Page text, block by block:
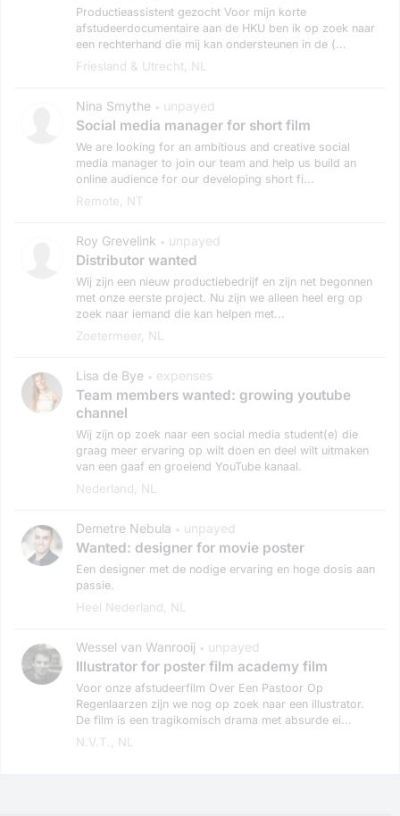
Productieassistent gezocht Voor mijn korte
afstudeerdocumentaire aan de HKU ben ik op zoek naar
een rechterhand die mij kan ondersteunen in de (...
Friesland & Utrecht, NL
Nina Smythe • unpayed
Social media manager for short film
We are looking for an ambitious and creative social
media manager to join our team and help us build an
online audience for our developing short fi...
Remote, NT
Roy Grevelink • unpayed
Distributor wanted
Wij zijn een nieuw productiebedrijf en zijn net begonnen
met onze eerste project. Nu zijn we alleen heel erg op
zoek naar iemand die kan helpen met...
Zoetermeer, NL
Lisa de Bye • expenses
Team members wanted: growing youtube
channel
Wij zijn op zoek naar een social media student(e) die
graag meer ervaring op wilt doen en deel wilt uitmaken
van een gaaf en groeiend YouTube kanaal.
Nederland, NL
Demetre Nebula • unpayed
Wanted: designer for movie poster
Een designer met de nodige ervaring en hoge dosis aan
passie.
Heel Nederland, NL
Wessel van Wanrooij • unpayed
Illustrator for poster film academy film
Voor onze afstudeerfilm Over Een Pastoor Op
Regenlaarzen zijn we nog op zoek naar een illustrator.
De film is een tragikomisch drama met absurde ei...
N.v.t., NL